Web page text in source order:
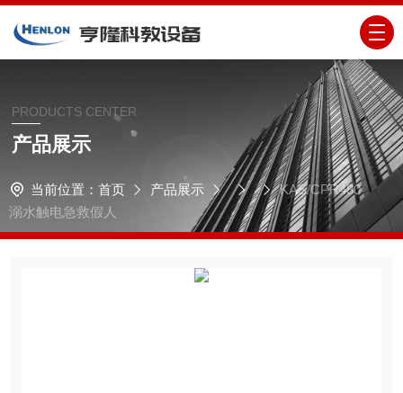
PRODUCTS CENTER
产品展示
当前位置： 首页 产品展示
KAS/CPR480
溺水触电急救假人